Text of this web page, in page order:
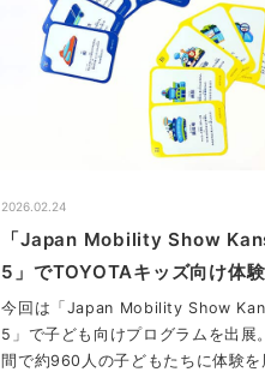
2026.02.24
「Japan Mobility Show
5」でTOYOTAキッズ向け体
ムを実施しました！
今回は「Japan Mobility Show
5」で子ども向けプログラムを出展
間で約960人の子どもたちに体験を